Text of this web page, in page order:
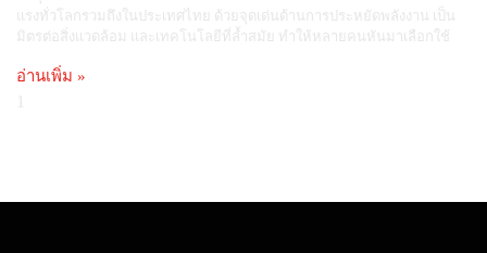
แรงทั่วโลกรวมถึงในประเทศไทย ด้วยจุดเด่นด้านการประหยัดพลังงาน เป็น
มิตรต่อสิ่งแวดล้อม และเทคโนโลยีที่ล้ำสมัย ทำให้หลายคนหันมาเลือกใช้
อ่านเพิ่ม »